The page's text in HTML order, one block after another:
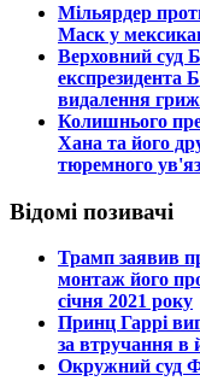
​Мільярдер
Маск у
​Верховний суд
експрезидента
видалення
​Колишнього
Хана та його
тюремного
Відомі позивачі
​Трамп заявив
монтаж його
січня 2021 року
​Принц Гаррі
за втручання в
​Окружний суд